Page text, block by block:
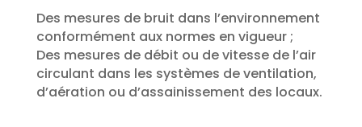
Des mesures de bruit dans l’environnement
conformément aux normes en vigueur ;
Des mesures de débit ou de vitesse de l’air
circulant dans les systèmes de ventilation,
d’aération ou d’assainissement des locaux.